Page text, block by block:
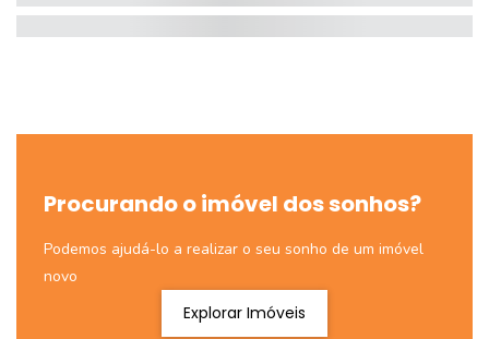
Procurando o imóvel dos sonhos?
Podemos ajudá-lo a realizar o seu sonho de um imóvel
novo
Explorar Imóveis